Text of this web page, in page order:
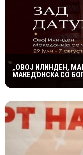
„ОВОЈ ИЛИНДЕН,
МАКЕДОНСКА СО